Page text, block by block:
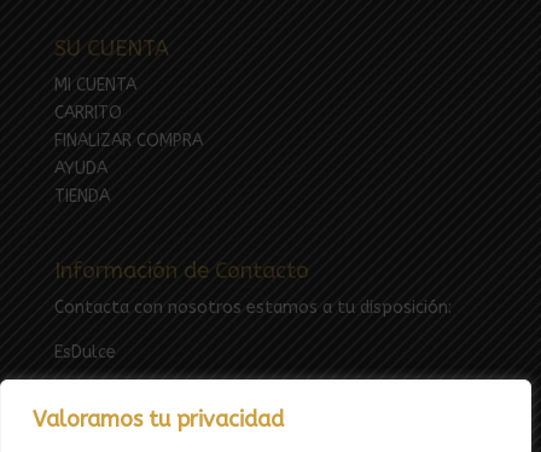
Valoramos tu privacidad
SU CUENTA
MI CUENTA
CARRITO
FINALIZAR COMPRA
AYUDA
TIENDA
Información de Contacto
Contacta con nosotros estamos a tu disposición:
EsDulce